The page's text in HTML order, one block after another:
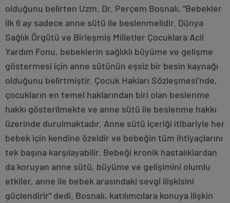
olduğunu belirten Uzm. Dr. Perçem Bosnalı, “Bebekler
ilk 6 ay sadece anne sütü ile beslenmelidir. Dünya
Sağlık Örgütü ve Birleşmiş Milletler Çocuklara Acil
Yardım Fonu, bebeklerin sağlıklı büyüme ve gelişme
göstermesi için anne sütünün eşsiz bir besin kaynağı
olduğunu belirtmiştir. Çocuk Hakları Sözleşmesi’nde,
çocukların en temel haklarından biri olan beslenme
hakkı gösterilmekte ve anne sütü ile beslenme hakkı
üzerinde durulmaktadır. Anne sütü içeriği itibariyle her
bebek için kendine özeldir ve bebeğin tüm ihtiyaçlarını
tek başına karşılayabilir. Bebeği kronik hastalıklardan
da koruyan anne sütü, büyüme ve gelişimini olumlu
etkiler, anne ile bebek arasındaki sevgi ilişkisini
güçlendirir” dedi. Bosnalı, katılımcılara konuya ilişkin